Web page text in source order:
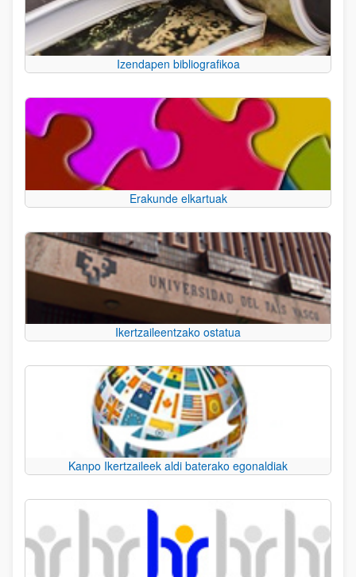
Izendapen bibliografikoa
Erakunde elkartuak
Ikertzaileentzako ostatua
Kanpo Ikertzaileek aldi baterako egonaldiak